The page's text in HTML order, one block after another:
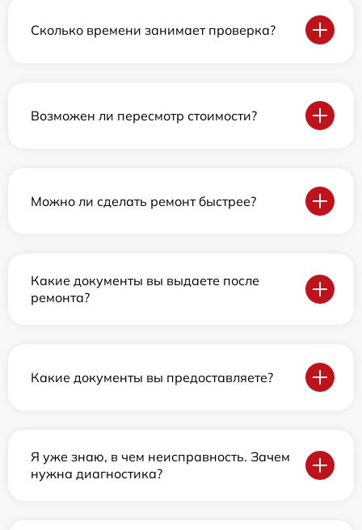
Сколько времени занимает проверка?
Возможен ли пересмотр стоимости?
Можно ли сделать ремонт быстрее?
Какие документы вы выдаете после
ремонта?
Какие документы вы предоставляете?
Я уже знаю, в чем неисправность. Зачем
нужна диагностика?